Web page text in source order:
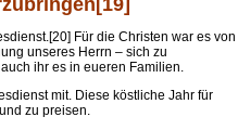
Für die Christen war es von
unseres Herrn – sich zu
ihr es in eueren Familien.
mit. Diese köstliche Jahr für
zu preisen.